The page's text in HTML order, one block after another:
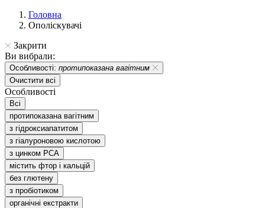
Головна
Ополіскувачі
Закрити
Ви вибрали:
Особливості: протипоказана вагітним
Очистити всі
Особливості
Всі
протипоказана вагітним
з гідроксиапатитом
з гіалуроновою кислотою
з цинком РСА
містить фтор і кальцій
без глютену
з пробіотиком
органічні екстракти